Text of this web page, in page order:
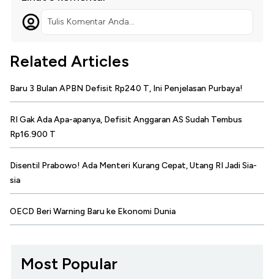
Tulis Komentar Anda...
Related Articles
Baru 3 Bulan APBN Defisit Rp240 T, Ini Penjelasan Purbaya!
RI Gak Ada Apa-apanya, Defisit Anggaran AS Sudah Tembus
Rp16.900 T
Disentil Prabowo! Ada Menteri Kurang Cepat, Utang RI Jadi Sia-
sia
OECD Beri Warning Baru ke Ekonomi Dunia
Most Popular